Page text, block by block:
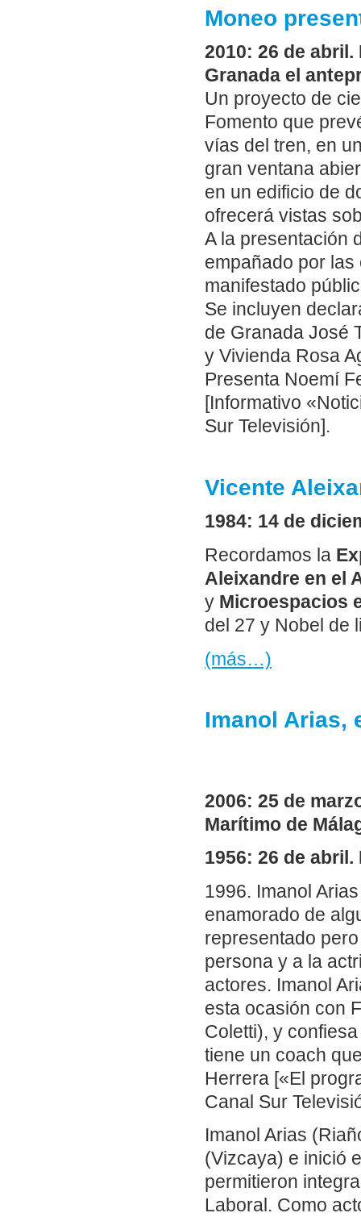
Moneo
2010: 26 de
Granada el
Un proyecto de
Fomento que
vías del tren, en
gran ventana
en un edificio de
ofrecerá vistas
A la presentación
empañado por
manifestado
Se incluyen
de Granada José
y Vivienda Rosa
Presenta Noemí
[Informativo
Sur Televisión].
Vicente
1984: 14 de
Recordamos la
Aleixandre en el
y Microespacios
del 27 y Nobel de
(más…)
Imanol Arias,
2006: 25 de
Marítimo de
1956: 26 de
1996. Imanol
enamorado de
representado
persona y a la
actores. Imanol
esta ocasión con
Coletti), y
tiene un coach
Herrera [«El
Canal Sur
Imanol Arias
(Vizcaya) e inició
permitieron
Laboral. Como